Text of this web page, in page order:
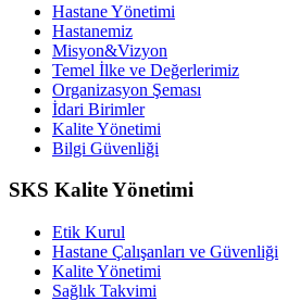
Hastane Yönetimi
Hastanemiz
Misyon&Vizyon
Temel İlke ve Değerlerimiz
Organizasyon Şeması
İdari Birimler
Kalite Yönetimi
Bilgi Güvenliği
SKS Kalite Yönetimi
Etik Kurul
Hastane Çalışanları ve Güvenliği
Kalite Yönetimi
Sağlık Takvimi